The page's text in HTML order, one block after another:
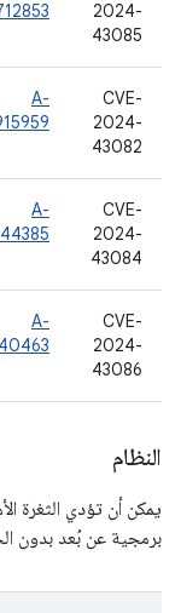
2024-
43085
CVE-
2024-
43082
A-
CVE-
2024-
43084
A-
CVE-
2024-
43086
A-
النظام
يمكن أن تؤدي الثغرة
برمجية عن بُعد بدون